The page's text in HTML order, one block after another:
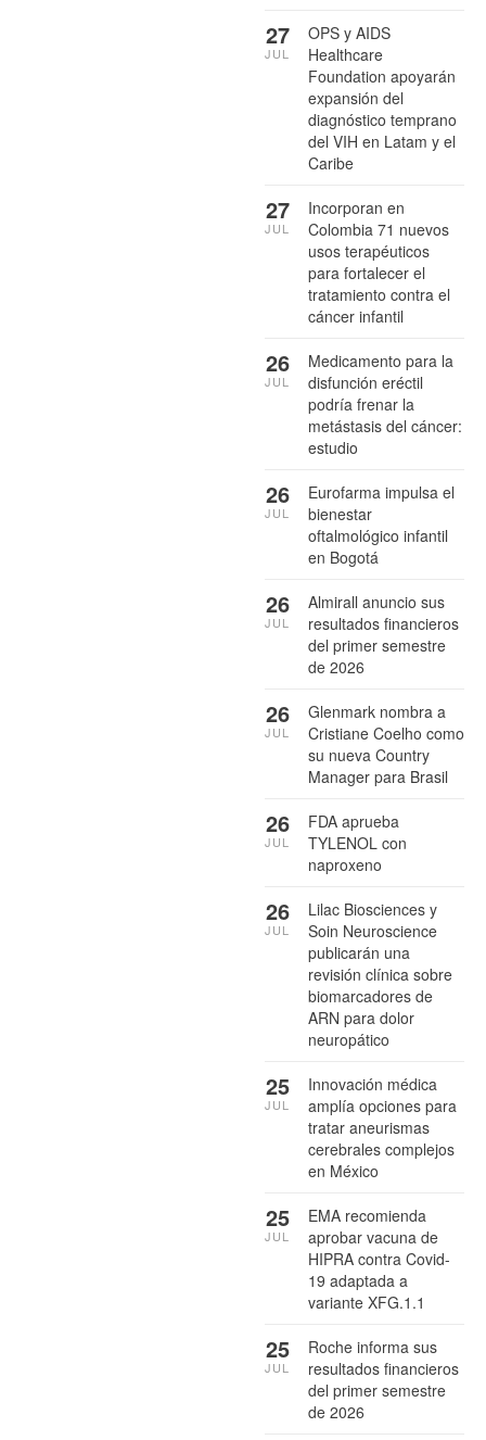
OPS y AIDS
Healthcare
Foundation apoyarán
expansión del
diagnóstico temprano
del VIH en Latam y el
Caribe
27
JUL
Incorporan en
Colombia 71 nuevos
usos terapéuticos
para fortalecer el
tratamiento contra el
cáncer infantil
27
JUL
Medicamento para la
disfunción eréctil
podría frenar la
metástasis del cáncer:
estudio
26
JUL
Eurofarma impulsa el
bienestar
oftalmológico infantil
en Bogotá
26
JUL
Almirall anuncio sus
resultados financieros
del primer semestre
de 2026
26
JUL
Glenmark nombra a
Cristiane Coelho como
su nueva Country
Manager para Brasil
26
JUL
FDA aprueba
TYLENOL con
naproxeno
26
JUL
Lilac Biosciences y
Soin Neuroscience
publicarán una
revisión clínica sobre
biomarcadores de
ARN para dolor
neuropático
26
JUL
Innovación médica
amplía opciones para
tratar aneurismas
cerebrales complejos
en México
25
JUL
EMA recomienda
aprobar vacuna de
HIPRA contra Covid-
19 adaptada a
variante XFG.1.1
25
JUL
Roche informa sus
resultados financieros
del primer semestre
de 2026
25
JUL